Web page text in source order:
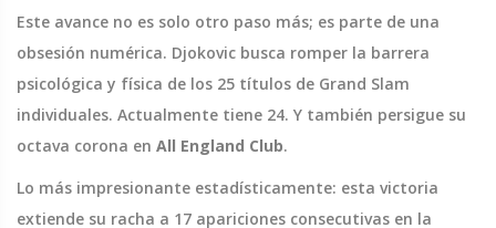
Este avance no es solo otro paso más; es parte de una
obsesión numérica. Djokovic busca romper la barrera
psicológica y física de los 25 títulos de Grand Slam
individuales. Actualmente tiene 24. Y también persigue su
octava corona en All England Club.
Lo más impresionante estadísticamente: esta victoria
extiende su racha a 17 apariciones consecutivas en la